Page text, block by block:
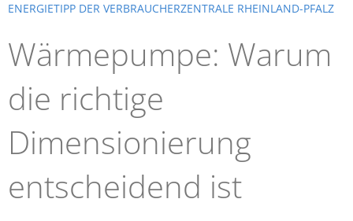
ENERGIETIPP DER VERBRAUCHERZENTRALE RHEINLAND-PFALZ
Wärmepumpe: Warum
die richtige
Dimensionierung
entscheidend ist